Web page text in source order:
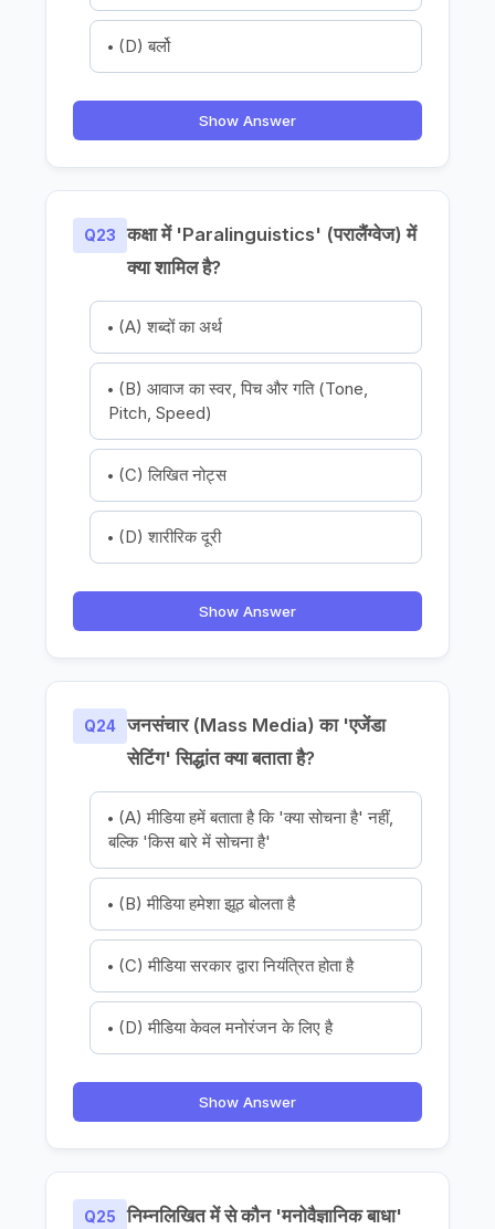
(D) बर्लो
Show Answer
Q23
कक्षा में 'Paralinguistics' (परालैंग्वेज) में
क्या शामिल है?
(A) शब्दों का अर्थ
(B) आवाज का स्वर, पिच और गति (Tone,
Pitch, Speed)
(C) लिखित नोट्स
(D) शारीरिक दूरी
Show Answer
Q24
जनसंचार (Mass Media) का 'एजेंडा
सेटिंग' सिद्धांत क्या बताता है?
(A) मीडिया हमें बताता है कि 'क्या सोचना है' नहीं,
बल्कि 'किस बारे में सोचना है'
(B) मीडिया हमेशा झूठ बोलता है
(C) मीडिया सरकार द्वारा नियंत्रित होता है
(D) मीडिया केवल मनोरंजन के लिए है
Show Answer
Q25
निम्नलिखित में से कौन 'मनोवैज्ञानिक बाधा'